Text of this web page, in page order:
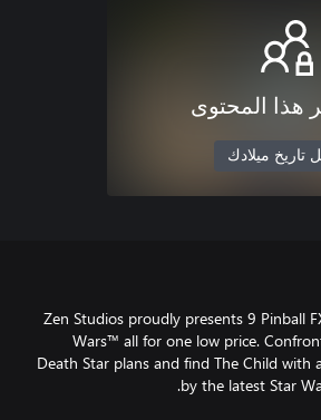
هذا المحتوى
تاريخ ميلادك
Zen Studios proudly presents 9 Pinball
Wars™ all for one low price.
Death Star plans and find The Child with